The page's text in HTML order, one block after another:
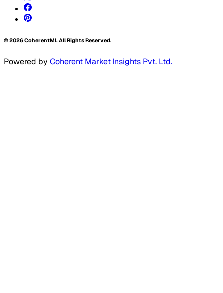
©2026CoherentMI. All Rights Reserved.
Powered by Coherent Market Insights Pvt. Ltd.